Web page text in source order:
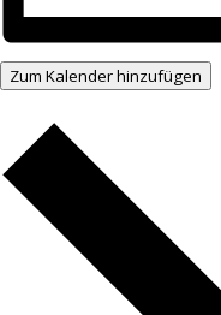
Zum Kalender hinzufügen